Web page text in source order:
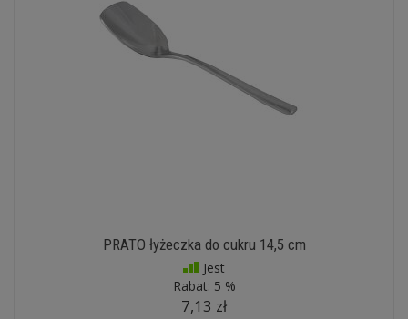
PRATO łyżeczka do cukru 14,5 cm
Jest
Rabat: 5 %
7,13 zł